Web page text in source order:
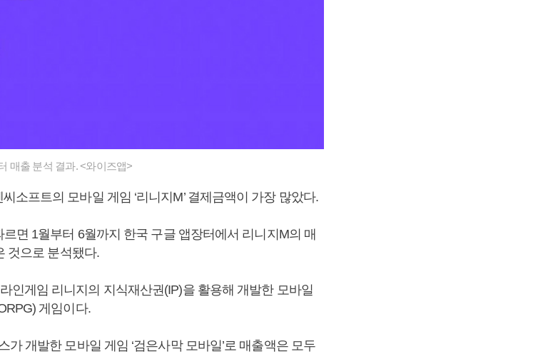
매출 분석 결과. <와이즈앱>
소프트의 모바일 게임 ‘리니지M’ 결제금액이 가장 많았다.
면 1월부터 6월까지 한국 구글 앱장터에서 리니지M의 매
것으로 분석됐다.
인게임 리니지의 지식재산권(IP)을 활용해 개발한 모바일
게임이다.
가 개발한 모바일 게임 ‘검은사막 모바일’로 매출액은 모두